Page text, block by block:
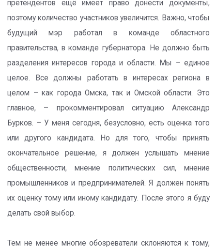
претендентов ещё имеет право донести документы,
поэтому количество участников увеличится. Важно, чтобы
будущий мэр работал в команде областного
правительства, в команде губернатора. Не должно быть
разделения интересов города и области. Мы – единое
целое. Все должны работать в интересах региона в
целом – как города Омска, так и Омской области. Это
главное, – прокомментировал ситуацию Александр
Бурков. – У меня сегодня, безусловно, есть оценка того
или другого кандидата. Но для того, чтобы принять
окончательное решение, я должен услышать мнение
общественности, мнение политических сил, мнение
промышленников и предпринимателей. Я должен понять
их оценку тому или иному кандидату. После этого я буду
делать свой выбор.
Тем не менее многие обозреватели склоняются к тому,